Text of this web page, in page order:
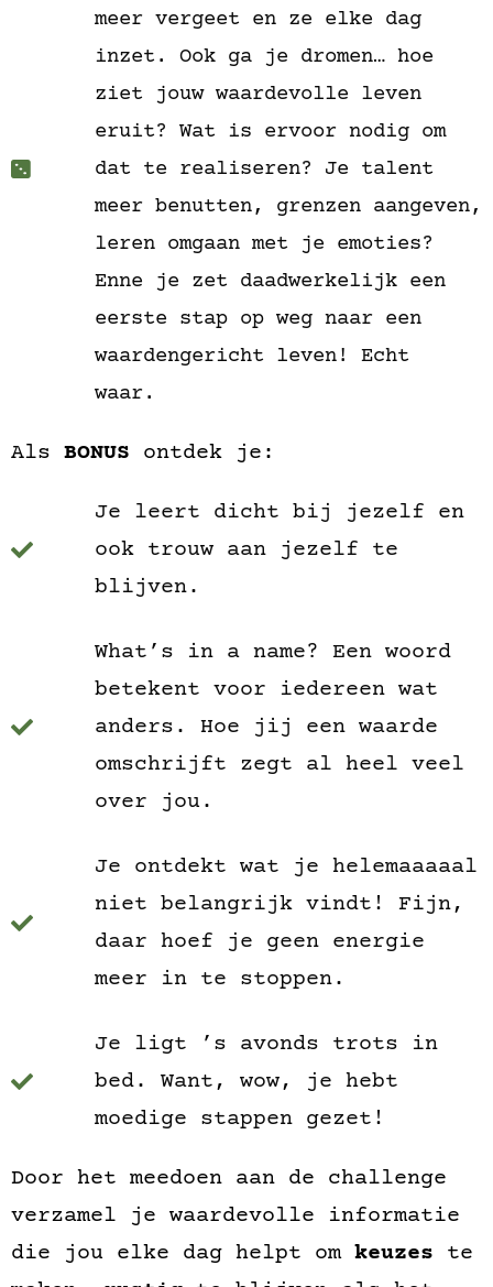
meer vergeet en ze elke dag
inzet. Ook ga je dromen… hoe
ziet jouw waardevolle leven
eruit? Wat is ervoor nodig om
dat te realiseren? Je talent
meer benutten, grenzen aangeven,
leren omgaan met je emoties?
Enne je zet daadwerkelijk een
eerste stap op weg naar een
waardengericht leven! Echt
waar.
Als BONUS ontdek je:
Je leert dicht bij jezelf en
ook trouw aan jezelf te
blijven.
What’s in a name? Een woord
betekent voor iedereen wat
anders. Hoe jij een waarde
omschrijft zegt al heel veel
over jou.
Je ontdekt wat je helemaaaaal
niet belangrijk vindt! Fijn,
daar hoef je geen energie
meer in te stoppen.
Je ligt ’s avonds trots in
bed. Want, wow, je hebt
moedige stappen gezet!
Door het meedoen aan de challenge
verzamel je waardevolle informatie
die jou elke dag helpt om keuzes te